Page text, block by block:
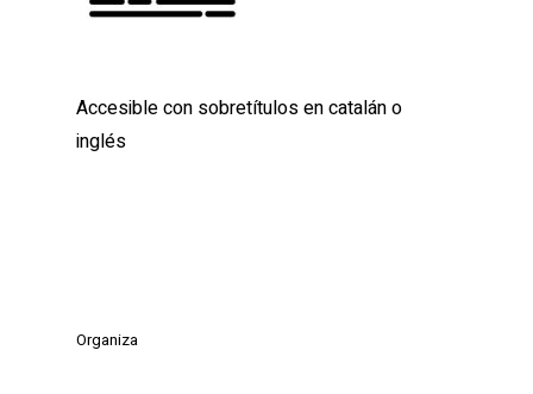
Accesible con sobretítulos en catalán o
inglés
Organiza